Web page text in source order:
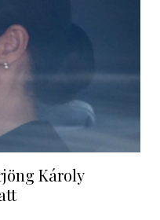
Károly